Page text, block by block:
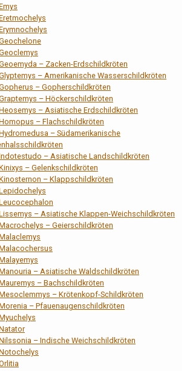
– Zacken-Erdschildkröten
– Amerikanische Wasserschildkröten
– Gopherschildkröten
– Höckerschildkröten
– Asiatische Erdschildkröten
– Flachschildkröten
– Südamerikanische
– Asiatische Landschildkröten
– Gelenkschildkröten
– Klappschildkröten
– Asiatische Klappen-Weichschildkröten
– Geierschildkröten
– Asiatische Waldschildkröten
– Bachschildkröten
– Krötenkopf-Schildkröten
– Pfauenaugenschildkröten
– Indische Weichschildkröten